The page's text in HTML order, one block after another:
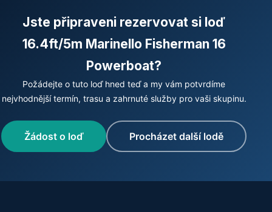
Jste připraveni rezervovat si loď
16.4ft/5m Marinello Fisherman 16
Powerboat?
Požádejte o tuto loď hned teď a my vám potvrdíme
nejvhodnější termín, trasu a zahrnuté služby pro vaši skupinu.
Žádost o loď Procházet další lodě